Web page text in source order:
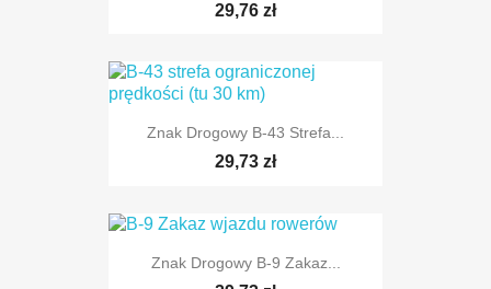
29,76 zł
TYLKO ONLINE
Znak Drogowy B-43 Strefa...
29,73 zł
Znak Drogowy B-9 Zakaz...